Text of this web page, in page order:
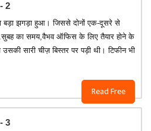
2
Read Free
बड़ा झगड़ा हुआ। जिससे दोनों एक-दूसरे से
का समय,वैभव ऑफिस के लिए तैयार होने के
सारी चीज़ बिस्तर पर पड़ी थी। टिफीन भी
3